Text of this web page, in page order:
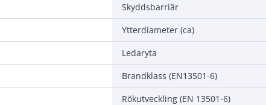
Skyddsbarriär
Ytterdiameter (ca)
Ledaryta
Brandklass (EN13501-6)
Rökutveckling (EN 13501-6)